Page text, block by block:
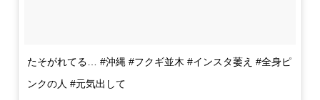
たそがれてる… #沖縄 #フクギ並木 #インスタ萎え #全身ピ
ンクの人 #元気出して